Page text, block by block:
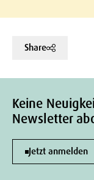
Share
Keine
Newsletter
Jetzt anmelden